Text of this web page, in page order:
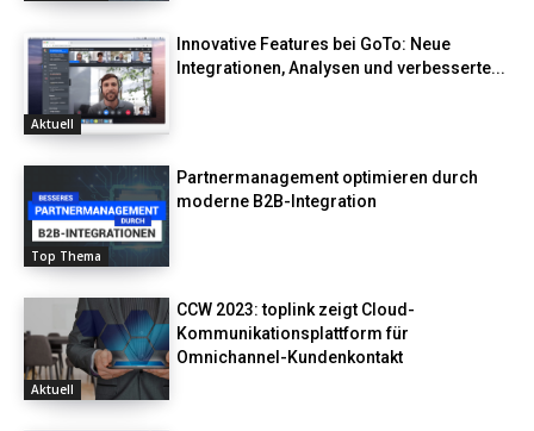
Aktuell
Innovative Features bei GoTo: Neue
Integrationen, Analysen und verbesserte...
Top Thema
Partnermanagement optimieren durch
moderne B2B-Integration
Aktuell
CCW 2023: toplink zeigt Cloud-
Kommunikationsplattform für
Omnichannel-Kundenkontakt